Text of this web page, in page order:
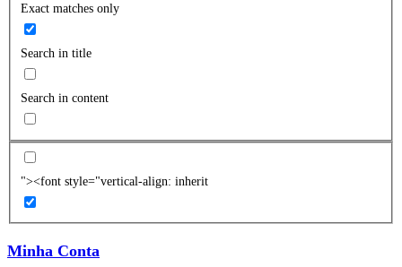
Exact matches only
Search in title
Search in content
"><font style="vertical-align: inherit
Minha Conta